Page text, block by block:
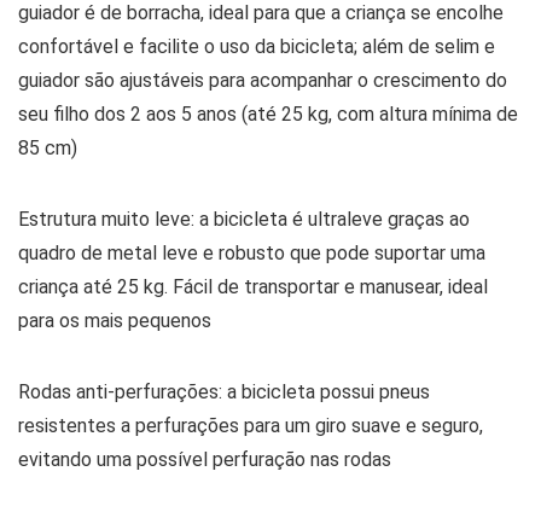
guiador é de borracha, ideal para que a criança se encolhe
confortável e facilite o uso da bicicleta; além de selim e
guiador são ajustáveis para acompanhar o crescimento do
seu filho dos 2 aos 5 anos (até 25 kg, com altura mínima de
85 cm)
Estrutura muito leve: a bicicleta é ultraleve graças ao
quadro de metal leve e robusto que pode suportar uma
criança até 25 kg. Fácil de transportar e manusear, ideal
para os mais pequenos
Rodas anti-perfurações: a bicicleta possui pneus
resistentes a perfurações para um giro suave e seguro,
evitando uma possível perfuração nas rodas